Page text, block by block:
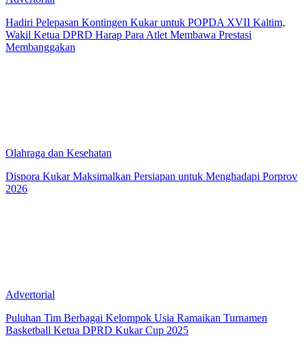
Hadiri Pelepasan Kontingen Kukar untuk POPDA XVII Kaltim,
Wakil Ketua DPRD Harap Para Atlet Membawa Prestasi
Membanggakan
Olahraga dan Kesehatan
Dispora Kukar Maksimalkan Persiapan untuk Menghadapi Porprov
2026
Advertorial
Puluhan Tim Berbagai Kelompok Usia Ramaikan Turnamen
Basketball Ketua DPRD Kukar Cup 2025